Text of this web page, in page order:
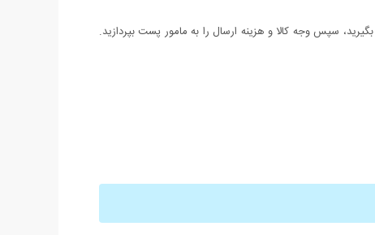
سپس وجه کالا و هزینه ارسال را به مامور پست بپردازید.